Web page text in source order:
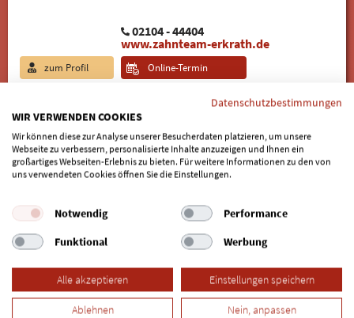
02104 - 44404
www.zahnteam-erkrath.de
zum Profil Online-Termin
Dr. Sven Glindemann, MMSc. (Harvard)
Spezialist für Implantologie & Parodontologie
dentigo - Zahnärzte Düsseldorf
Zentrum
Grafenberger Allee 136
0211 - 601 13 11
www.zahnaerzte-duesseldorf-
zum Profil
Datenschutzbestimmungen
WIR VERWENDEN COOKIES
Wir können diese zur Analyse unserer Besucherdaten platzieren, um unsere
Webseite zu verbessern, personalisierte Inhalte anzuzeigen und Ihnen ein
großartiges Webseiten-Erlebnis zu bieten. Für weitere Informationen zu den von
uns verwendeten Cookies öffnen Sie die Einstellungen.
Notwendig
Performance
Funktional
Werbung
Alle akzeptieren Einstellungen speichern
Ablehnen Nein, anpassen